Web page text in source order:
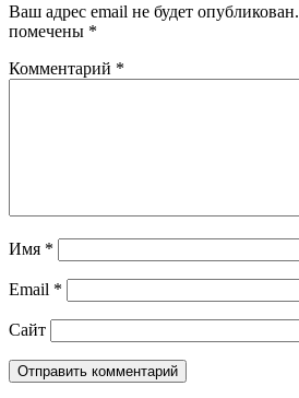
Ваш адрес email не будет опубликован.
помечены *
Комментарий *
Имя *
Email *
Сайт